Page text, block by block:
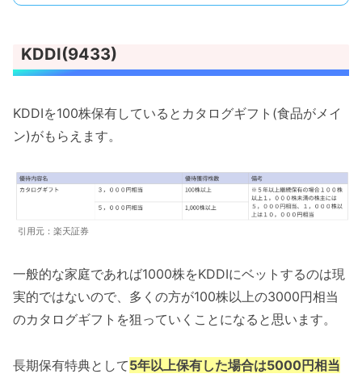
KDDI(9433)
KDDIを100株保有しているとカタログギフト(食品がメイ
ン)がもらえます。
引用元：楽天証券
一般的な家庭であれば1000株をKDDIにベットするのは現
実的ではないので、多くの方が100株以上の3000円相当
のカタログギフトを狙っていくことになると思います。
長期保有特典として5年以上保有した場合は5000円相当